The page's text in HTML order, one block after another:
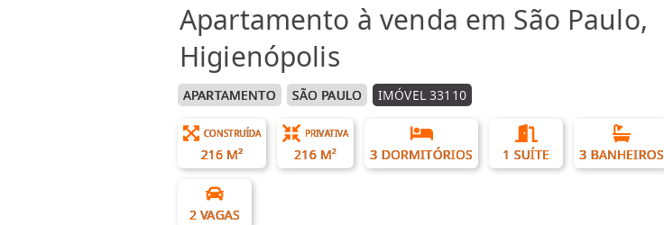
Apartamento à venda em São Paulo,
Higienópolis
APARTAMENTO SÃO PAULO IMÓVEL 33110
CONSTRUÍDA
216 M²
PRIVATIVA
216 M² 3 DORMITÓRIOS 1 SUÍTE 3 BANHEIROS
2 VAGAS